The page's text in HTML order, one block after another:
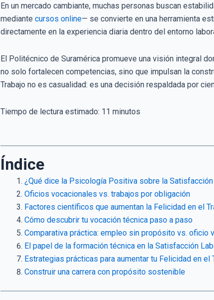
En un mercado cambiante, muchas personas buscan
mediante cursos online— se convierte en una herramienta
directamente en la experiencia diaria dentro del entorno
El Politécnico de Suramérica promueve una visión integral
no solo fortalecen competencias, sino que impulsan la
Trabajo no es casualidad: es una decisión respaldada por
Tiempo de lectura estimado: 11 minutos
Índice
¿Qué dice la Psicología Positiva sobre la Satisfacción
Oficios vocacionales vs. trabajos por obligación
Factores científicos que aumentan la Felicidad en el
Cómo descubrir tu vocación técnica paso a paso
Comparativa práctica: empleo sin propósito vs. oficio
El papel de la formación técnica en la Satisfacción
Estrategias prácticas para aumentar tu Felicidad en el
Construir una carrera con propósito sostenible